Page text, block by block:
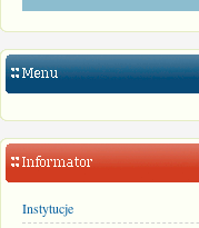
Instytucje